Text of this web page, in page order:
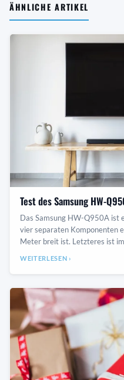
ÄHNLICHE ARTIKEL
Test des Samsung HW-
Das Samsung HW-Q950A ist
vier separaten Komponenten
Meter breit ist. Letzteres ist
WEITERLESEN ›